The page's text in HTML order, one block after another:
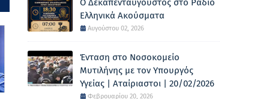
Ο Δεκαπενταύγουστος στο Ράδιο
Ελληνικά Ακούσματα
Αυγούστου 02, 2026
Ένταση στο Νοσοκομείο
Μυτιλήνης με τον Υπουργός
Υγείας | Αταίριαστοι | 20/02/2026
Φεβρουαρίου 20, 2026